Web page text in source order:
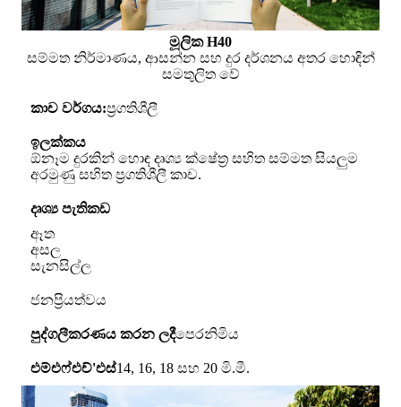
මූලික H40
සම්මත නිර්මාණය, ආසන්න සහ දුර දර්ශනය අතර හොඳින්
සමතුලිත වේ
කාච වර්ගය:ප්‍රගතිශීලී
ඉලක්කය
ඕනෑම දුරකින් හොඳ දෘශ්‍ය ක්ෂේත්‍ර සහිත සම්මත සියලුම
අරමුණු සහිත ප්‍රගතිශීලී කාච.
දෘශ්‍ය පැතිකඩ
ඈත
අසල
සැනසිල්ල
ජනප්‍රියත්වය
පුද්ගලීකරණය කරන ලදීපෙරනිමිය
එම්එෆ්එච්'එස්14, 16, 18 සහ 20 මි.මී.